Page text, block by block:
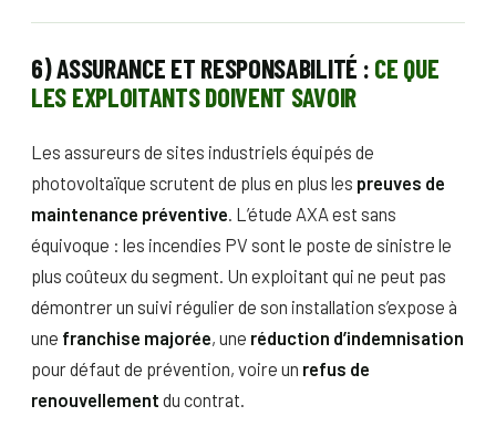
6) ASSURANCE ET RESPONSABILITÉ : CE QUE
LES EXPLOITANTS DOIVENT SAVOIR
Les assureurs de sites industriels équipés de
photovoltaïque scrutent de plus en plus les preuves de
maintenance préventive . L’étude AXA est sans
équivoque : les incendies PV sont le poste de sinistre le
plus coûteux du segment. Un exploitant qui ne peut pas
démontrer un suivi régulier de son installation s’expose à
une franchise majorée, une réduction d’indemnisation
pour défaut de prévention, voire un refus de
renouvellement du contrat.